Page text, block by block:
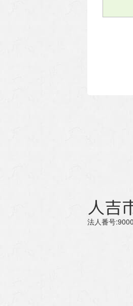
人吉
法人番号